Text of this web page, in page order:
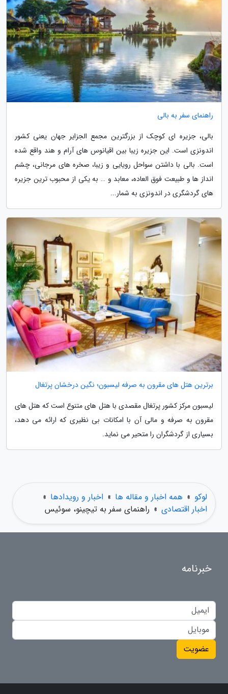
راهنمای سفر به بالی
بالی، جزیره ای کوچک از بزرگترین مجمع الجزایر جهان یعنی کشور
اندونزی است. این جزیره زیبا بین اقیانوس های آرام و هند واقع شده
است. بالی با داشتن سواحل رویایی و زیبا، صخره های مرجانی، چشم
انداز ها و طبیعت فوق العاده، معابد و … به یکی از محبوب ترین جزیره
های گردشگری در اندونزی به شمار...
برترین هتل های مقرون به صرفه لیسبون؛ نگین درخشان پرتغال
لیسبون مرکز کشور پرتغال مقصدی با هتل های متنوع است که هتل های
مقرون به صرفه و مالی آن با امکانات بی نظیری که ارائه می دهد،
بسیاری از گردشگران را متحیر می نماید.
لوکو » همه اخبار و مقاله ها » اخبار و رویدادها »
اخبار اقتصادی » راهنمای سفر به تیچینو، سوئیس
خبرنامه
عضویت